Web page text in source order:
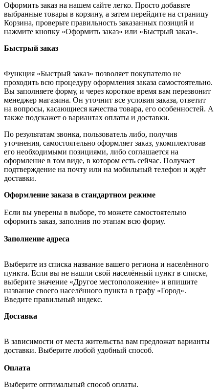
Оформить заказ на нашем сайте легко. Просто добавьте
выбранные товары в корзину, а затем перейдите на страницу
Корзина, проверьте правильность заказанных позиций и
нажмите кнопку «Оформить заказ» или «Быстрый заказ».
Быстрый заказ
Функция «Быстрый заказ» позволяет покупателю не
проходить всю процедуру оформления заказа самостоятельно.
Вы заполняете форму, и через короткое время вам перезвонит
менеджер магазина. Он уточнит все условия заказа, ответит
на вопросы, касающиеся качества товара, его особенностей. А
также подскажет о вариантах оплаты и доставки.
По результатам звонка, пользователь либо, получив
уточнения, самостоятельно оформляет заказ, укомплектовав
его необходимыми позициями, либо соглашается на
оформление в том виде, в котором есть сейчас. Получает
подтверждение на почту или на мобильный телефон и ждёт
доставки.
Оформление заказа в стандартном режиме
Если вы уверены в выборе, то можете самостоятельно
оформить заказ, заполнив по этапам всю форму.
Заполнение адреса
Выберите из списка название вашего региона и населённого
пункта. Если вы не нашли свой населённый пункт в списке,
выберите значение «Другое местоположение» и впишите
название своего населённого пункта в графу «Город».
Введите правильный индекс.
Доставка
В зависимости от места жительства вам предложат варианты
доставки. Выберите любой удобный способ.
Оплата
Выберите оптимальный способ оплаты.